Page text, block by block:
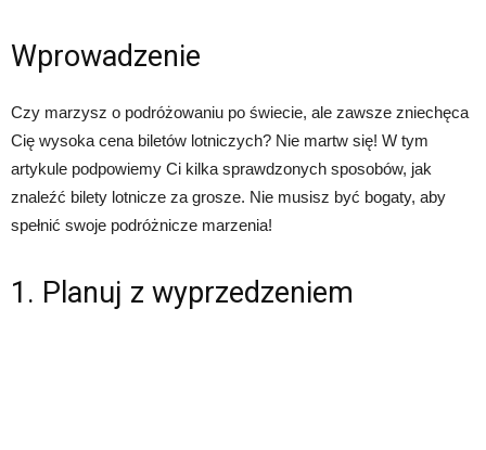
Wprowadzenie
Czy marzysz o podróżowaniu po świecie, ale zawsze zniechęca
Cię wysoka cena biletów lotniczych? Nie martw się! W tym
artykule podpowiemy Ci kilka sprawdzonych sposobów, jak
znaleźć bilety lotnicze za grosze. Nie musisz być bogaty, aby
spełnić swoje podróżnicze marzenia!
1. Planuj z wyprzedzeniem